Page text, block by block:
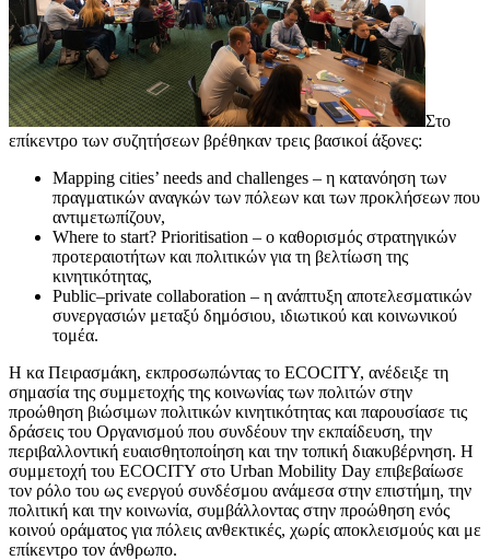
Στο
επίκεντρο των συζητήσεων βρέθηκαν τρεις βασικοί άξονες:
Mapping cities’ needs and challenges – η κατανόηση των
πραγματικών αναγκών των πόλεων και των προκλήσεων που
αντιμετωπίζουν,
Where to start? Prioritisation – ο καθορισμός στρατηγικών
προτεραιοτήτων και πολιτικών για τη βελτίωση της
κινητικότητας,
Public–private collaboration – η ανάπτυξη αποτελεσματικών
συνεργασιών μεταξύ δημόσιου, ιδιωτικού και κοινωνικού
τομέα.
Η κα Πειρασμάκη, εκπροσωπώντας το ECOCITY, ανέδειξε τη
σημασία της συμμετοχής της κοινωνίας των πολιτών στην
προώθηση βιώσιμων πολιτικών κινητικότητας και παρουσίασε τις
δράσεις του Οργανισμού που συνδέουν την εκπαίδευση, την
περιβαλλοντική ευαισθητοποίηση και την τοπική διακυβέρνηση. Η
συμμετοχή του ECOCITY στο Urban Mobility Day επιβεβαίωσε
τον ρόλο του ως ενεργού συνδέσμου ανάμεσα στην επιστήμη, την
πολιτική και την κοινωνία, συμβάλλοντας στην προώθηση ενός
κοινού οράματος για πόλεις ανθεκτικές, χωρίς αποκλεισμούς και με
επίκεντρο τον άνθρωπο.